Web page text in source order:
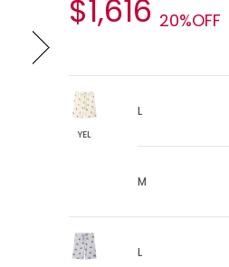
$1,616 20%OFF
YEL
L
M
L